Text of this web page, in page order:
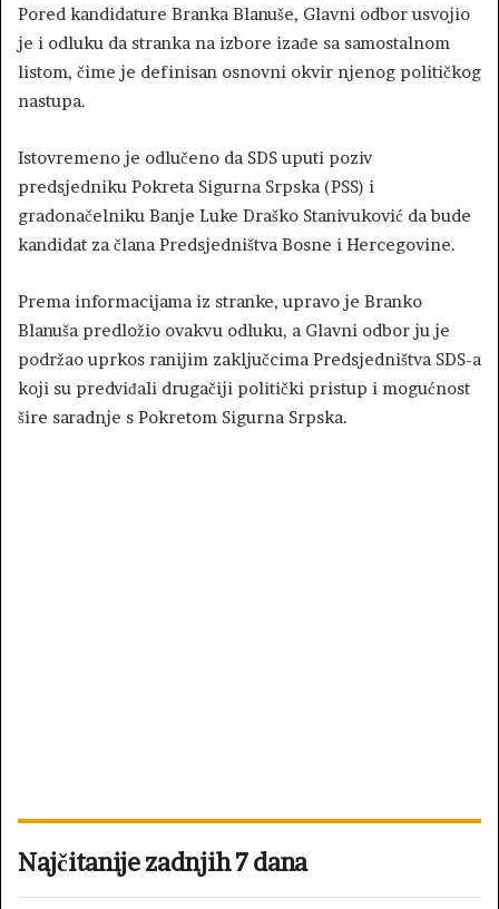
Pored kandidature Branka Blanuše, Glavni odbor usvojio
je i odluku da stranka na izbore izađe sa samostalnom
listom, čime je definisan osnovni okvir njenog političkog
nastupa.
Istovremeno je odlučeno da SDS uputi poziv
predsjedniku Pokreta Sigurna Srpska (PSS) i
gradonačelniku Banje Luke Draško Stanivuković da bude
kandidat za člana Predsjedništva Bosne i Hercegovine.
Prema informacijama iz stranke, upravo je Branko
Blanuša predložio ovakvu odluku, a Glavni odbor ju je
podržao uprkos ranijim zaključcima Predsjedništva SDS-a
koji su predviđali drugačiji politički pristup i mogućnost
šire saradnje s Pokretom Sigurna Srpska.
Najčitanije zadnjih 7 dana